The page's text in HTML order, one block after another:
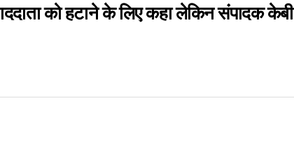
को हटाने के लिए कहा लेकिन संपादक केबी